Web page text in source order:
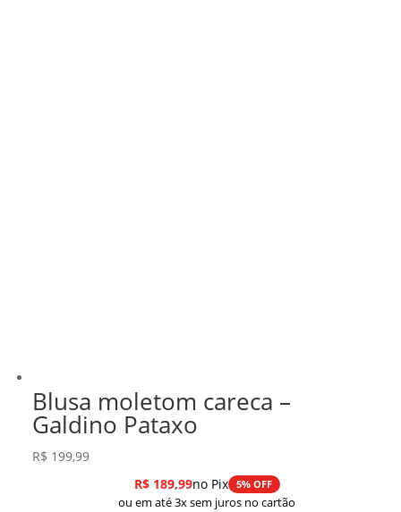
Blusa moletom careca –
Galdino Pataxo
R$ 199,99
R$189,99no Pix 5% OFF
ou em até 3x sem juros no cartão